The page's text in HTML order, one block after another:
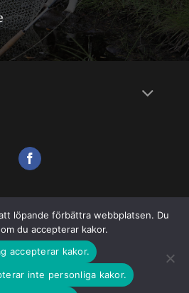
VILLKOR
löpande förbättra webbplatsen. Du
du accepterar kakor.
accepterar kakor.
inte personliga kakor.